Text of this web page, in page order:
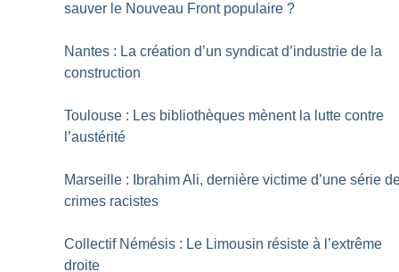
sauver le Nouveau Front populaire ?
Nantes : La création d’un syndicat ­d’industrie de la
construction
Toulouse : Les bibliothèques mènent la lutte contre
l’austérité
Marseille : Ibrahim Ali, dernière victime d’une série
crimes racistes
Collectif Némésis : Le Limousin résiste à l’extrême
droite